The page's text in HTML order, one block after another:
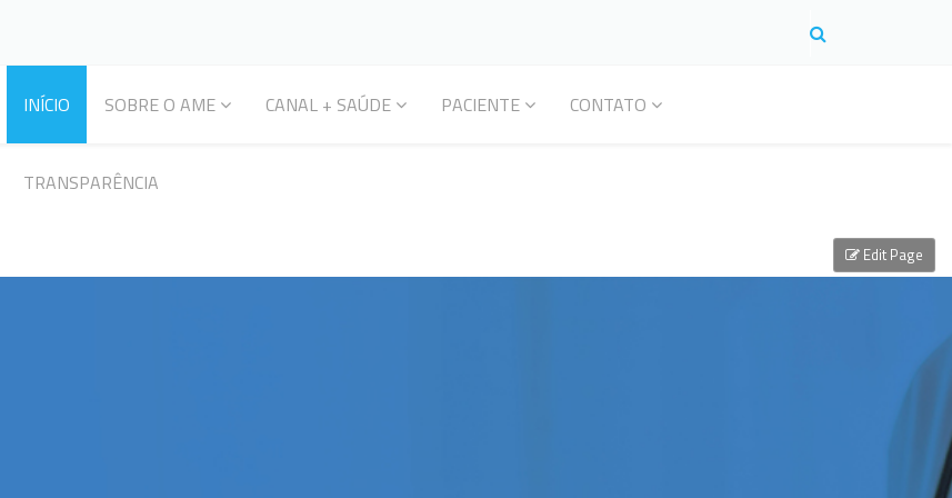
INÍCIO SOBRE O AME CANAL + SAÚDE PACIENTE CONTATO
TRANSPARÊNCIA
Edit Page